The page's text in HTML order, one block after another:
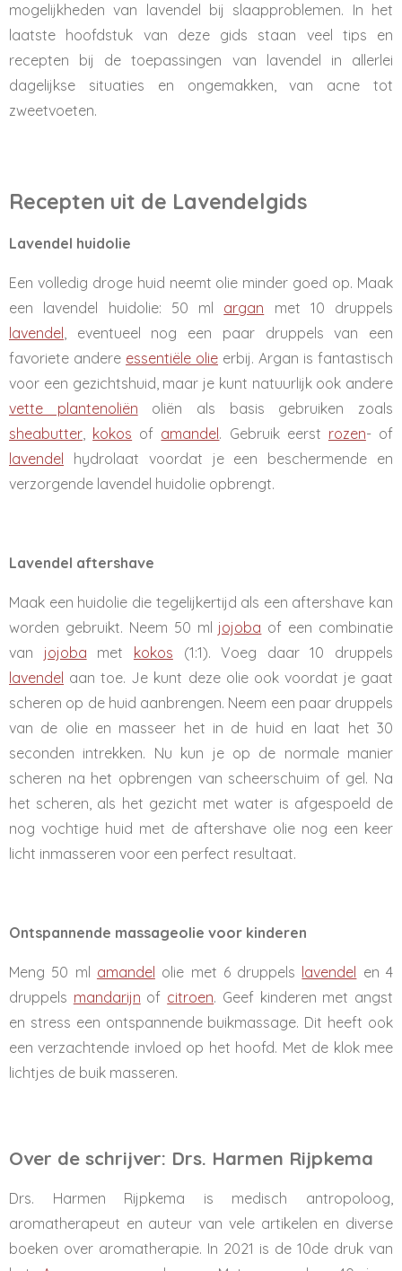
mogelijkheden van lavendel bij slaapproblemen. In het
laatste hoofdstuk van deze gids staan veel tips en
recepten bij de toepassingen van lavendel in allerlei
dagelijkse situaties en ongemakken, van acne tot
zweetvoeten.
Recepten uit de Lavendelgids
Lavendel huidolie
Een volledig droge huid neemt olie minder goed op. Maak
een lavendel huidolie: 50 ml argan met 10 druppels
lavendel, eventueel nog een paar druppels van een
favoriete andere essentiële olie erbij. Argan is fantastisch
voor een gezichtshuid, maar je kunt natuurlijk ook andere
vette plantenoliën oliën als basis gebruiken zoals
sheabutter, kokos of amandel. Gebruik eerst rozen- of
lavendel hydrolaat voordat je een beschermende en
verzorgende lavendel huidolie opbrengt.
Lavendel aftershave
Maak een huidolie die tegelijkertijd als een aftershave kan
worden gebruikt. Neem 50 ml jojoba of een combinatie
van jojoba met kokos (1:1). Voeg daar 10 druppels
lavendel aan toe. Je kunt deze olie ook voordat je gaat
scheren op de huid aanbrengen. Neem een paar druppels
van de olie en masseer het in de huid en laat het 30
seconden intrekken. Nu kun je op de normale manier
scheren na het opbrengen van scheerschuim of gel. Na
het scheren, als het gezicht met water is afgespoeld de
nog vochtige huid met de aftershave olie nog een keer
licht inmasseren voor een perfect resultaat.
Ontspannende massageolie voor kinderen
Meng 50 ml amandel olie met 6 druppels lavendel en 4
druppels mandarijn of citroen. Geef kinderen met angst
en stress een ontspannende buikmassage. Dit heeft ook
een verzachtende invloed op het hoofd. Met de klok mee
lichtjes de buik masseren.
Over de schrijver: Drs. Harmen Rijpkema
Drs. Harmen Rijpkema is medisch antropoloog,
aromatherapeut en auteur van vele artikelen en diverse
boeken over aromatherapie. In 2021 is de 10de druk van